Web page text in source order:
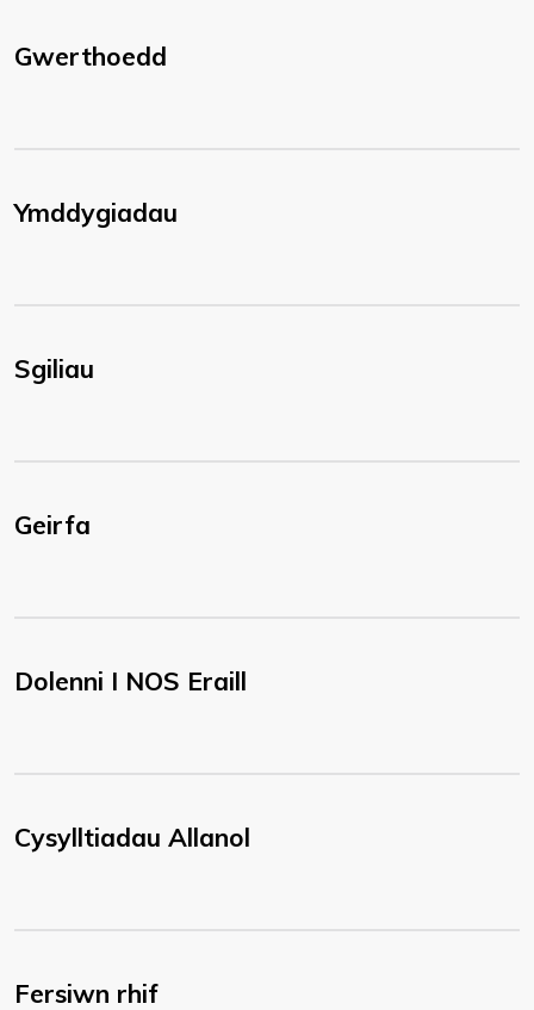
Gwerthoedd
Ymddygiadau
Sgiliau
Geirfa
Dolenni I NOS Eraill
Cysylltiadau Allanol
Fersiwn rhif